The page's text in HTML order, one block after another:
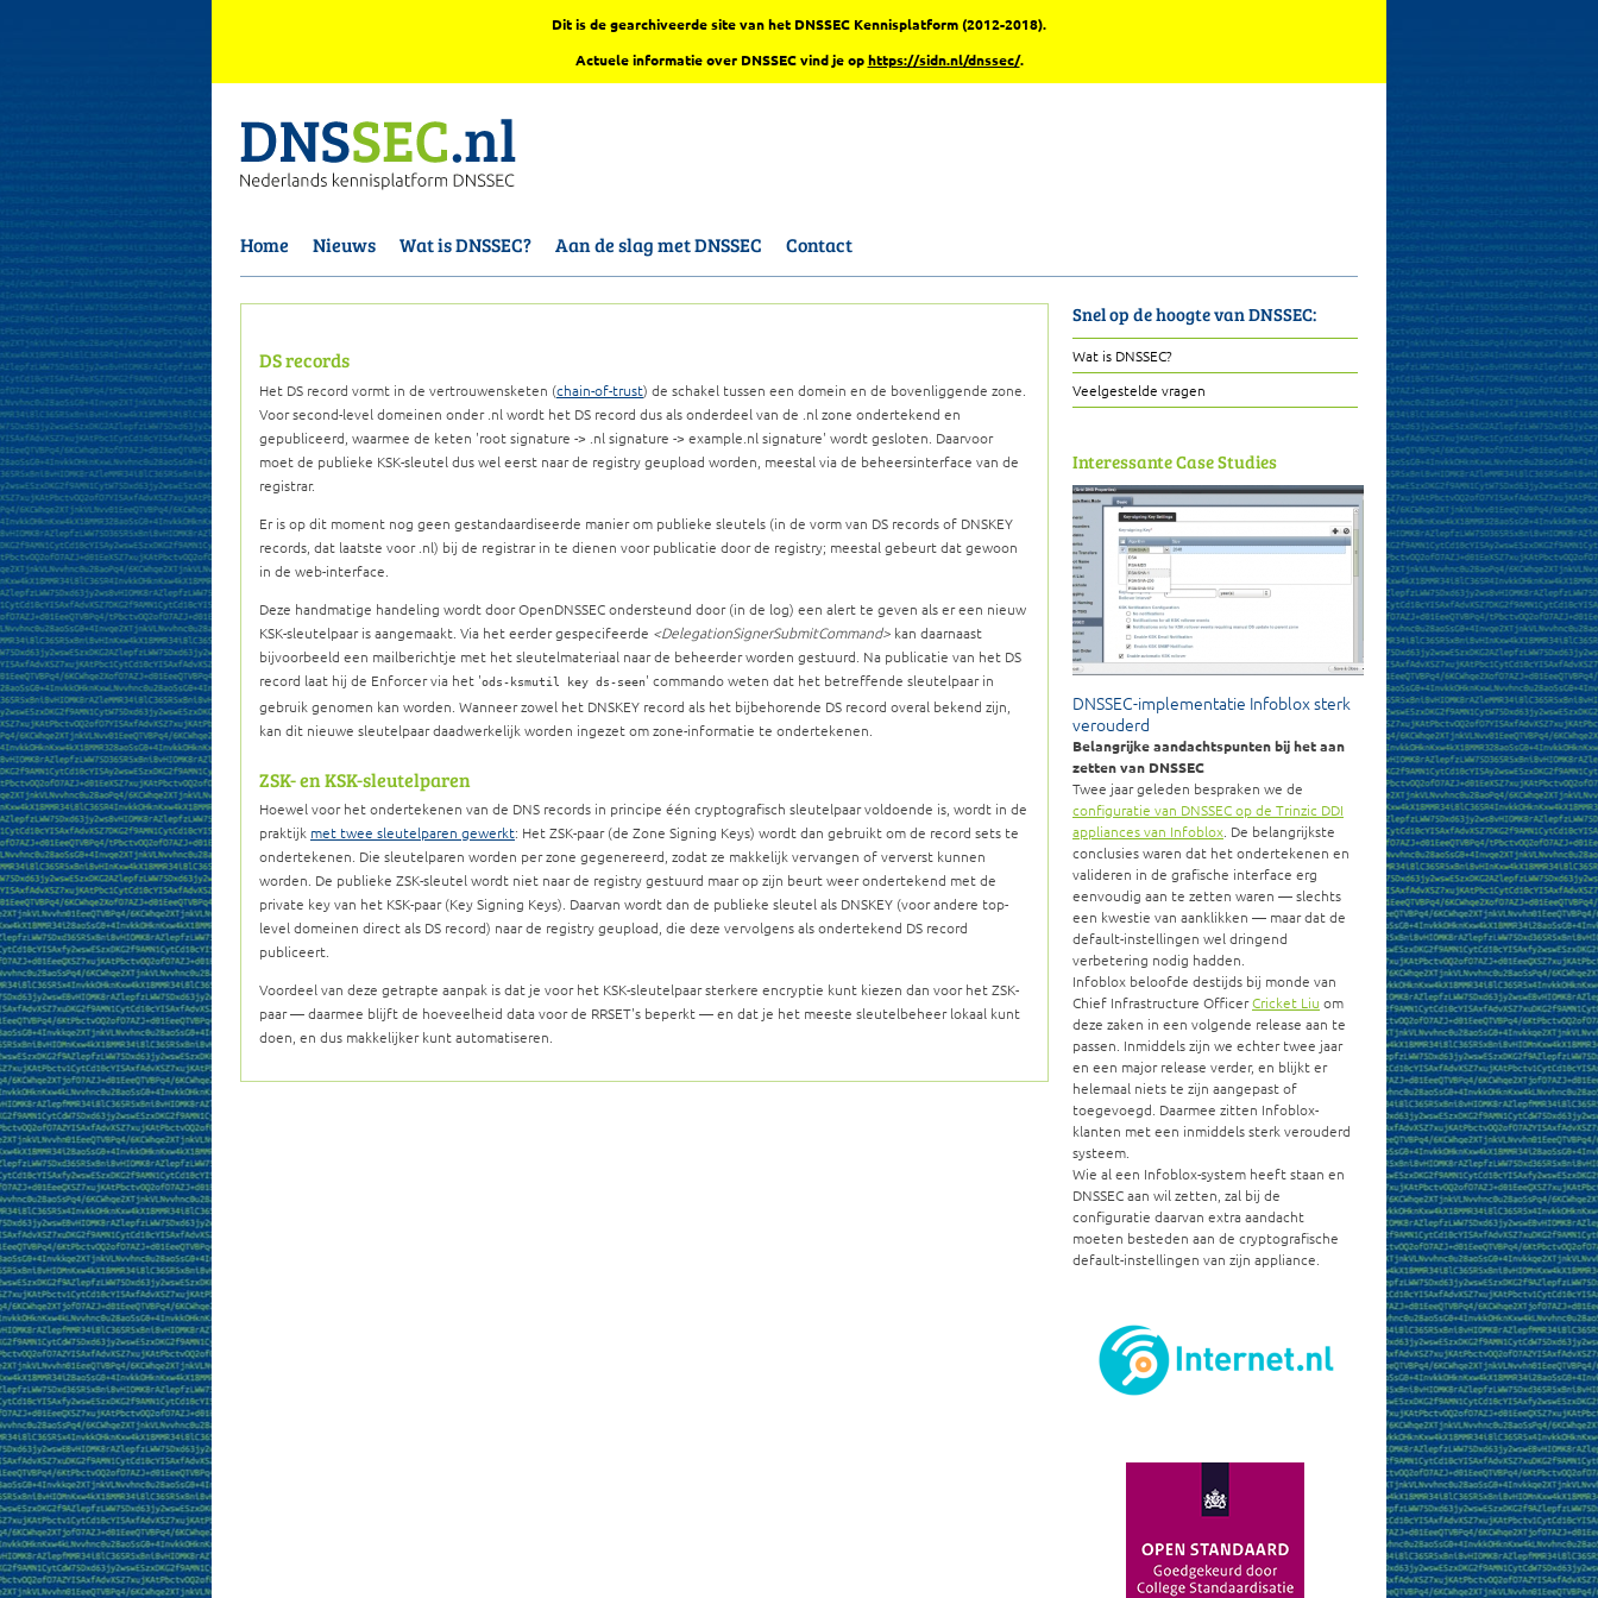
Dit is de gearchiveerde site van het DNSSEC Kennisplatform (2012-2018).
Actuele informatie over DNSSEC vind je ophttps://sidn.nl/dnssec/.
Home Nieuws Wat is DNSSEC? Aan de slag met DNSSEC Contact
DS records
Het DS record vormt in de vertrouwensketen (chain-of-trust) de schakel tussen een domein en de bovenliggende zone.
Voor second-level domeinen onder .nl wordt het DS record dus als onderdeel van de .nl zone ondertekend en
gepubliceerd, waarmee de keten 'root signature -> .nl signature -> example.nl signature' wordt gesloten. Daarvoor
moet de publieke KSK-sleutel dus wel eerst naar de registry geupload worden, meestal via de beheersinterface van de
registrar.
Er is op dit moment nog geen gestandaardiseerde manier om publieke sleutels (in de vorm van DS records of DNSKEY
records, dat laatste voor .nl) bij de registrar in te dienen voor publicatie door de registry; meestal gebeurt dat gewoon
in de web-interface.
Deze handmatige handeling wordt door OpenDNSSEC ondersteund door (in de log) een alert te geven als er een nieuw
KSK-sleutelpaar is aangemaakt. Via het eerder gespecifeerde <DelegationSignerSubmitCommand> kan daarnaast
bijvoorbeeld een mailberichtje met het sleutelmateriaal naar de beheerder worden gestuurd. Na publicatie van het DS
record laat hij de Enforcer via het 'ods-ksmutil key ds-seen' commando weten dat het betreffende sleutelpaar in
gebruik genomen kan worden. Wanneer zowel het DNSKEY record als het bijbehorende DS record overal bekend zijn,
kan dit nieuwe sleutelpaar daadwerkelijk worden ingezet om zone-informatie te ondertekenen.
ZSK- en KSK-sleutelparen
Hoewel voor het ondertekenen van de DNS records in principe één cryptografisch sleutelpaar voldoende is, wordt in de
praktijk met twee sleutelparen gewerkt: Het ZSK-paar (de Zone Signing Keys) wordt dan gebruikt om de record sets te
ondertekenen. Die sleutelparen worden per zone gegenereerd, zodat ze makkelijk vervangen of ververst kunnen
worden. De publieke ZSK-sleutel wordt niet naar de registry gestuurd maar op zijn beurt weer ondertekend met de
private key van het KSK-paar (Key Signing Keys). Daarvan wordt dan de publieke sleutel als DNSKEY (voor andere top-
level domeinen direct als DS record) naar de registry geupload, die deze vervolgens als ondertekend DS record
publiceert.
Voordeel van deze getrapte aanpak is dat je voor het KSK-sleutelpaar sterkere encryptie kunt kiezen dan voor het ZSK-
paar — daarmee blijft de hoeveelheid data voor de RRSET's beperkt — en dat je het meeste sleutelbeheer lokaal kunt
doen, en dus makkelijker kunt automatiseren.
Snel op de hoogte van DNSSEC:
Wat is DNSSEC?
Veelgestelde vragen
Interessante Case Studies
DNSSEC-implementatie Infoblox sterk
verouderd
Belangrijke aandachtspunten bij het aan
zetten van DNSSEC
Twee jaar geleden bespraken we de
configuratie van DNSSEC op de Trinzic DDI
appliances van Infoblox . De belangrijkste
conclusies waren dat het ondertekenen en
valideren in de grafische interface erg
eenvoudig aan te zetten waren — slechts
een kwestie van aanklikken — maar dat de
default-instellingen wel dringend
verbetering nodig hadden.
Infoblox beloofde destijds bij monde van
Chief Infrastructure OfficerCricket Liu om
deze zaken in een volgende release aan te
passen. Inmiddels zijn we echter twee jaar
en een major release verder, en blijkt er
helemaal niets te zijn aangepast of
toegevoegd. Daarmee zitten Infoblox-
klanten met een inmiddels sterk verouderd
systeem.
Wie al een Infoblox-system heeft staan en
DNSSEC aan wil zetten, zal bij de
configuratie daarvan extra aandacht
moeten besteden aan de cryptografische
default-instellingen van zijn appliance.